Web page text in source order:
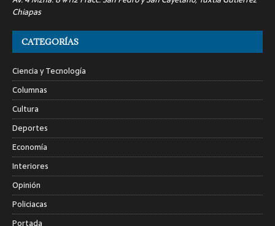
Chiapas
CATEGORÍAS
Ciencia y Tecnología
Columnas
Cultura
Deportes
Economía
Interiores
Opinión
Policiacas
Portada